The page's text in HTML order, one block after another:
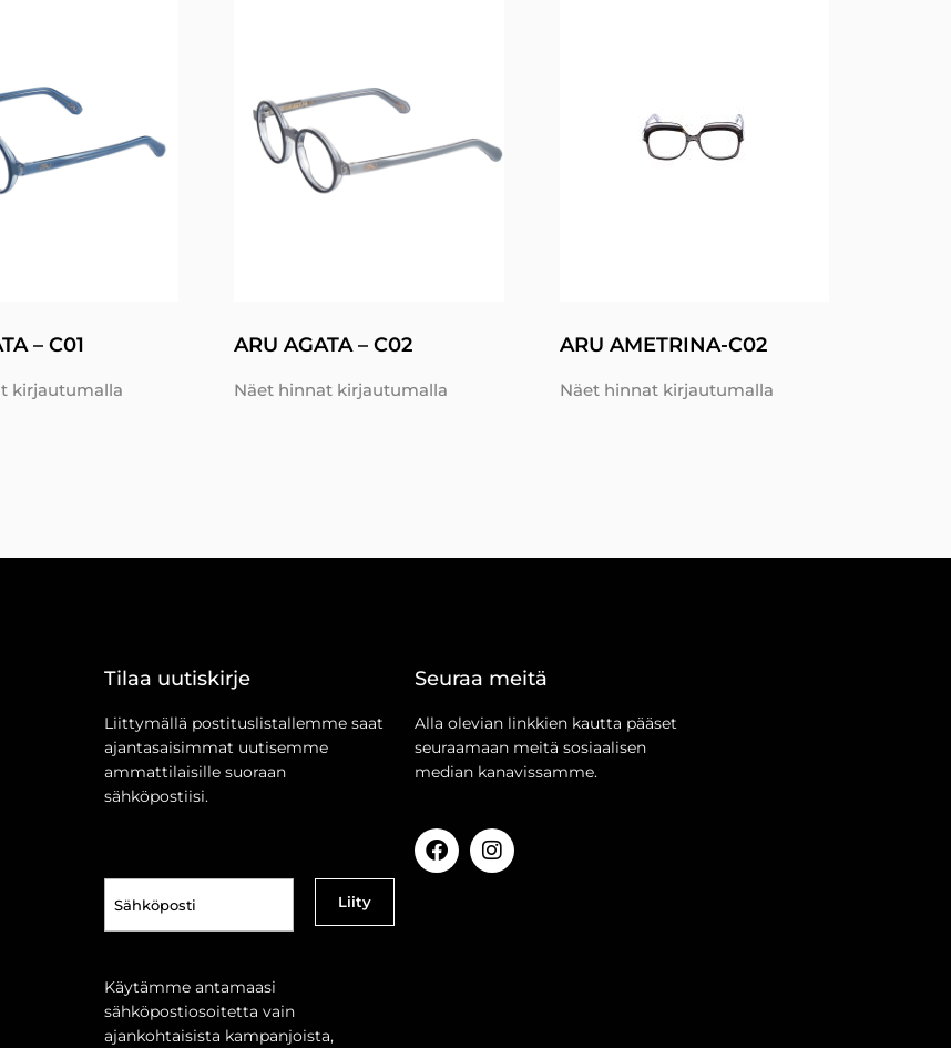
– C01
kirjautumalla
ARU AGATA – C02
Näet hinnat kirjautumalla
ARU AMETRINA-C02
Näet hinnat kirjautumalla
Tilaa uutiskirje
Liittymällä postituslistallemme saat
ajantasaisimmat uutisemme
ammattilaisille suoraan
sähköpostiisi.
(Pakollinen)
Käytämme antamaasi
sähköpostiosoitetta vain
ajankohtaisista kampanjoista,
Seuraa meitä
Alla olevian linkkien kautta pääset
seuraamaan meitä sosiaalisen
median kanavissamme.